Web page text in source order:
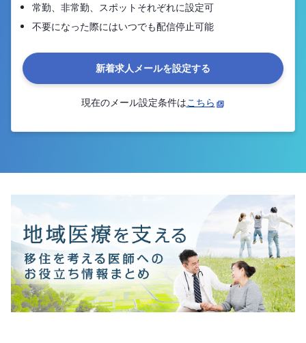
常勤、非常勤、スポットそれぞれに設定可
不要になった際にはいつでも配信停止可能
新着求人メールを設定する
現在のメール設定条件はこちら